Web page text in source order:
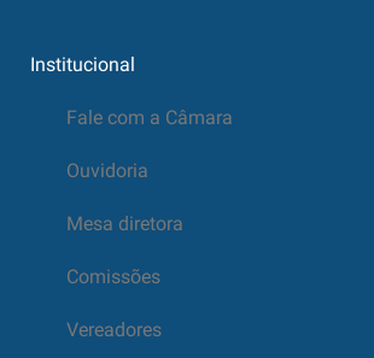
Institucional
Fale com a Câmara
Ouvidoria
Mesa diretora
Comissões
Vereadores